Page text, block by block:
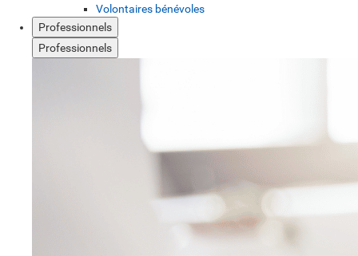
Volontaires bénévoles
Professionnels
Professionnels